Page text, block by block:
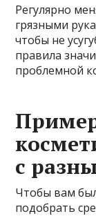
Регулярно
грязными
чтобы не
правила
проблемной
с
Чтобы вам
подобрать